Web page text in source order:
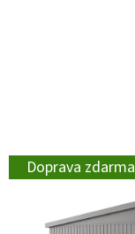
Doprava zdarma